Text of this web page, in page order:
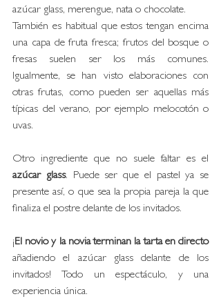
azúcar glass, merengue, nata o chocolate.
También es habitual que estos tengan encima
una capa de fruta fresca; frutos del bosque o
fresas suelen ser los más comunes.
Igualmente, se han visto elaboraciones con
otras frutas, como pueden ser aquellas más
típicas del verano, por ejemplo melocotón o
uvas.
azúcar glass. Puede ser que el pastel ya se
presente así, o que sea la propia pareja la que
finaliza el postre delante de los invitados.
¡El novio y la novia terminan la tarta en directo
añadiendo el azúcar glass delante de los
invitados! Todo un espectáculo, y una
experiencia única.